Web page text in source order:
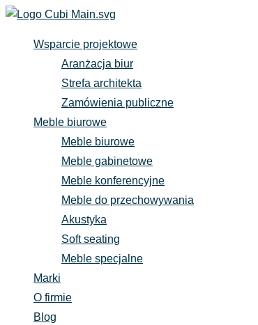
Wsparcie projektowe
Aranżacja biur
Strefa architekta
Zamówienia publiczne
Meble biurowe
Meble biurowe
Meble gabinetowe
Meble konferencyjne
Meble do przechowywania
Akustyka
Soft seating
Meble specjalne
Marki
O firmie
Blog